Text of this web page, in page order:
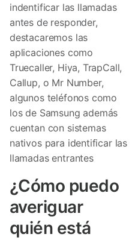
indentificar las llamadas
antes de responder,
destacaremos las
aplicaciones como
Truecaller, Hiya, TrapCall,
Callup, o Mr Number,
algunos teléfonos como
los de Samsung además
cuentan con sistemas
nativos para identificar las
llamadas entrantes
¿Cómo puedo
averiguar
quién está